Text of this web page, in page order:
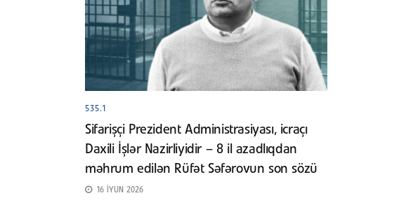
535.1
Sifarişçi Prezident Administrasiyası, icraçı
Daxili İşlər Nazirliyidir – 8 il azadlıqdan
məhrum edilən Rüfət Səfərovun son sözü
16 İYUN 2026